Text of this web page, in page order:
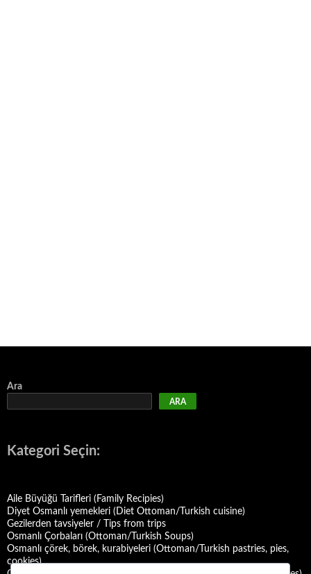
Ara
ARA
Kategori Seçin:
Aile Büyüğü Tarifleri (Family Recipies)
Diyet Osmanlı yemekleri (Diet Ottoman/Turkish cuisine)
Gezilerden tavsiyeler / Tips from trips
Osmanlı Çorbaları (Ottoman/Turkish Soups)
Osmanlı çörek, börek, kurabiyeleri (Ottoman/Turkish pastries, pies,
cookies)